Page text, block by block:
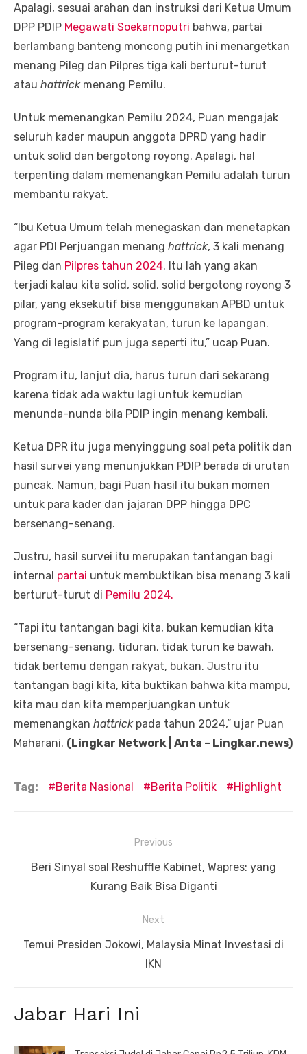
Apalagi, sesuai arahan dan instruksi dari Ketua Umum
DPP PDIP Megawati Soekarnoputri bahwa, partai
berlambang banteng moncong putih ini menargetkan
menang Pileg dan Pilpres tiga kali berturut-turut
atau hattrickmenang Pemilu.
Untuk memenangkan Pemilu 2024, Puan mengajak
seluruh kader maupun anggota DPRD yang hadir
untuk solid dan bergotong royong. Apalagi, hal
terpenting dalam memenangkan Pemilu adalah turun
membantu rakyat.
“Ibu Ketua Umum telah menegaskan dan menetapkan
agar PDI Perjuangan menang hattrick, 3 kali menang
Pileg dan Pilpres tahun 2024. Itu lah yang akan
terjadi kalau kita solid, solid, solid bergotong royong 3
pilar, yang eksekutif bisa menggunakan APBD untuk
program-program kerakyatan, turun ke lapangan.
Yang di legislatif pun juga seperti itu,” ucap Puan.
Program itu, lanjut dia, harus turun dari sekarang
karena tidak ada waktu lagi untuk kemudian
menunda-nunda bila PDIP ingin menang kembali.
Ketua DPR itu juga menyinggung soal peta politik dan
hasil survei yang menunjukkan PDIP berada di urutan
puncak. Namun, bagi Puan hasil itu bukan momen
untuk para kader dan jajaran DPP hingga DPC
bersenang-senang.
Justru, hasil survei itu merupakan tantangan bagi
internal partai untuk membuktikan bisa menang 3 kali
berturut-turut di Pemilu 2024.
“Tapi itu tantangan bagi kita, bukan kemudian kita
bersenang-senang, tiduran, tidak turun ke bawah,
tidak bertemu dengan rakyat, bukan. Justru itu
tantangan bagi kita, kita buktikan bahwa kita mampu,
kita mau dan kita memperjuangkan untuk
memenangkan hattrickpada tahun 2024,” ujar Puan
Maharani. (Lingkar Network | Anta – Lingkar.news)
Tag: Berita Nasional Berita Politik Highlight
pos
Previous
Previous
Beri Sinyal soal Reshuffle Kabinet, Wapres: yang
Kurang Baik Bisa Diganti
Next
Next
Temui Presiden Jokowi, Malaysia Minat Investasi di
IKN
Jabar Hari Ini